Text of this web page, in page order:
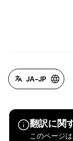
翻訳に関
このページ
JA-JP